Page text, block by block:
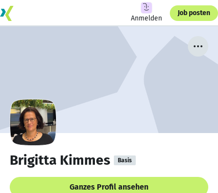
Anmelden
Job posten
Brigitta Kimmes Basis
Ganzes Profil ansehen